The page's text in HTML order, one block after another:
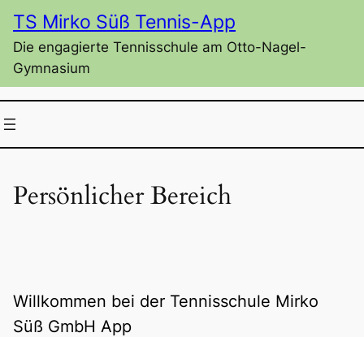
Inhalt
springen
TS Mirko Süß Tennis-App
Die engagierte Tennisschule am Otto-Nagel-
Gymnasium
Persönlicher Bereich
Willkommen bei der Tennisschule Mirko
Süß GmbH App